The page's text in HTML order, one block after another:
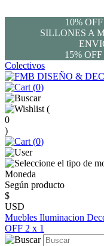
10% OFF
SILLONES A
15% OFF
Colectivos
(0)
(
0
)
(0)
Moneda
Según producto
$
USD
Muebles Iluminacion
OFF 2 x 1